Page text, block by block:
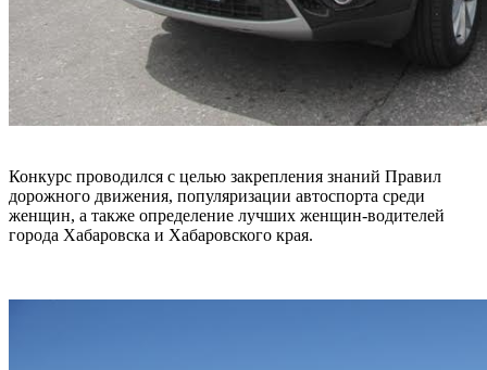
Конкурс проводился с целью закрепления знаний Правил
дорожного движения, популяризации автоспорта среди
женщин, а также определение лучших женщин-водителей
города Хабаровска и Хабаровского края.